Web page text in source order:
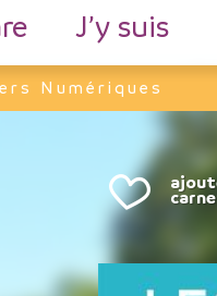
J’y suis
Numériques